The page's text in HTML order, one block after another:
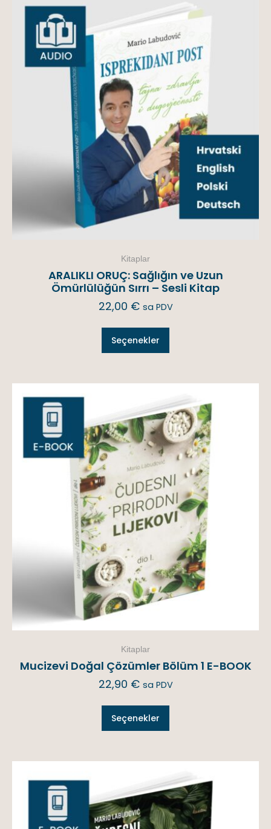
Kitaplar
ARALIKLI ORUÇ: Sağlığın ve Uzun
Ömürlülüğün Sırrı – Sesli Kitap
22,00 € sa PDV
Seçenekler
Kitaplar
Mucizevi Doğal Çözümler Bölüm 1 E-BOOK
22,90 € sa PDV
Seçenekler